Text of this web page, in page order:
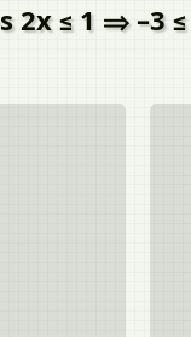
≤ 1 ⇒ –3 ≤